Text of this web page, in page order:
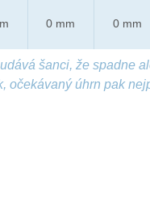
0 mm 0 mm
šanci, že spadne
očekávaný úhrn pak